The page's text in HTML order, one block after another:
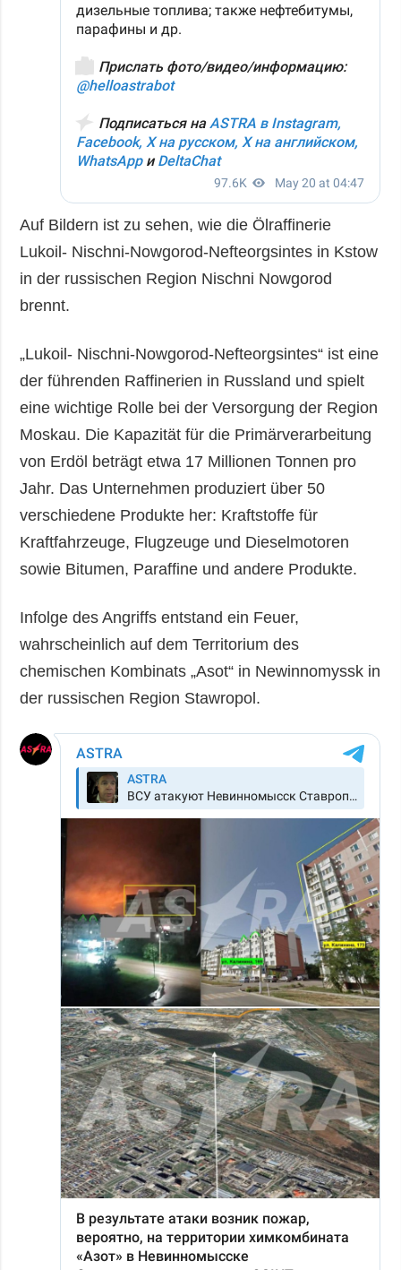
Auf Bildern ist zu sehen, wie die Ölraffinerie
Lukoil- Nischni-Nowgorod-Nefteorgsintes in Kstow
in der russischen Region Nischni Nowgorod
brennt.
„Lukoil- Nischni-Nowgorod-Nefteorgsintes“ ist eine
der führenden Raffinerien in Russland und spielt
eine wichtige Rolle bei der Versorgung der Region
Moskau. Die Kapazität für die Primärverarbeitung
von Erdöl beträgt etwa 17 Millionen Tonnen pro
Jahr. Das Unternehmen produziert über 50
verschiedene Produkte her: Kraftstoffe für
Kraftfahrzeuge, Flugzeuge und Dieselmotoren
sowie Bitumen, Paraffine und andere Produkte.
Infolge des Angriffs entstand ein Feuer,
wahrscheinlich auf dem Territorium des
chemischen Kombinats „Asot“ in Newinnomyssk in
der russischen Region Stawropol.